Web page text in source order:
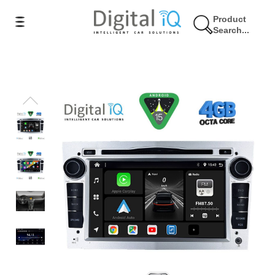
Product
Search...
9% Έκπτωση